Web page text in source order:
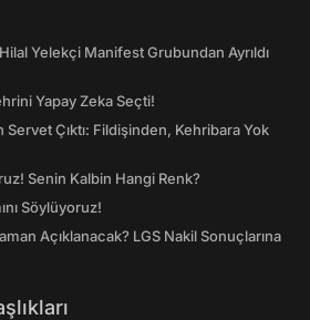
Yelekçi Manifest Grubundan Ayrıldı
Yapay Zeka Seçti!
Servet Çıktı: Fildişinden, Kehribara Yok
Senin Kalbin Hangi Renk?
Söylüyoruz!
Açıklanacak? LGS Nakil Sonuçlarına